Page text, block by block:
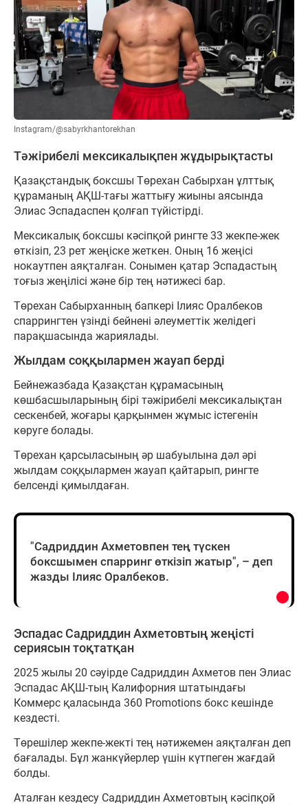
Instagram/@sabyrkhantorekhan
Тәжірибелі мексикалықпен жұдырықтасты
Қазақстандық боксшы Төрехан Сабырхан ұлттық
құраманың АҚШ-тағы жаттығу жиыны аясында
Элиас Эспадаспен қолғап түйістірді.
Мексикалық боксшы кәсіпқой рингте 33 жекпе-жек
өткізіп, 23 рет жеңіске жеткен. Оның 16 жеңісі
нокаутпен аяқталған. Сонымен қатар Эспадастың
тоғыз жеңілісі және бір тең нәтижесі бар.
Төрехан Сабырханның бапкері Ілияс Оралбеков
спаррингтен үзінді бейнені әлеуметтік желідегі
парақшасында жариялады.
Жылдам соққылармен жауап берді
Бейнежазбада Қазақстан құрамасының
көшбасшыларының бірі тәжірибелі мексикалықтан
сескенбей, жоғары қарқынмен жұмыс істегенін
көруге болады.
Төрехан қарсыласының әр шабуылына дәл әрі
жылдам соққылармен жауап қайтарып, рингте
белсенді қимылдаған.
"Садриддин Ахметовпен тең түскен
боксшымен спарринг өткізіп жатыр", – деп
жазды Ілияс Оралбеков.
Эспадас Садриддин Ахметовтың жеңісті
сериясын тоқтатқан
2025 жылы 20 сәуірде Садриддин Ахметов пен Элиас
Эспадас АҚШ-тың Калифорния штатындағы
Коммерс қаласында 360 Promotions бокс кешінде
кездесті.
Төрешілер жекпе-жекті тең нәтижемен аяқталған деп
бағалады. Бұл жанкүйерлер үшін күтпеген жағдай
болды.
Аталған кездесу Садриддин Ахметовтың кәсіпқой